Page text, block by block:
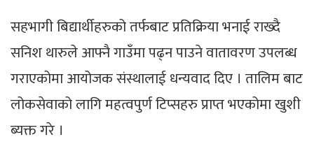
सहभागी बिद्यार्थीहरुको तर्फबाट प्रतिक्रिया भनाई राख्दै
सनिश थारुले आफ्नै गाउँमा पढ्न पाउने वातावरण उपलब्ध
गराएकोमा आयोजक संस्थालाई धन्यवाद दिए । तालिम बाट
लोकसेवाको लागि महत्वपुर्ण टिप्सहरु प्राप्त भएकोमा खुशी
ब्यक्त गरे ।